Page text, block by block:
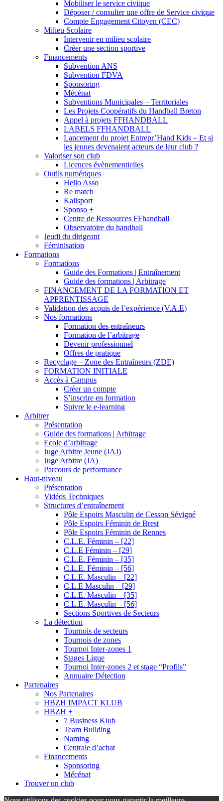
Mobiliser le service civique
Déposer / consulter une offre de Service civique
Compte Engagement Citoyen (CEC)
Milieu Scolaire
Intervenir en milieu scolaire
Créer une section sportive
Financements
Subvention ANS
Subvention FDVA
Sponsoring
Mécénat
Subventions Municipales – Territoriales
Les Projets Coopératifs du Handball Breton
Appel à projets FFHANDBALL
LABELS FFHANDBALL
Lancement du projet Entrepr’Hand Kids – Et si
les jeunes devenaient acteurs de leur club ?
Valoriser son club
Licences évènementielles
Outils numériques
Hello Asso
Re match
Kalisport
Sponso +
Centre de Ressources FFhandball
Observatoire du handball
Jeudi du dirigeant
Féminisation
Formations
Formations
Guide des Formations | Entraînement
Guide des formations | Arbitrage
FINANCEMENT DE LA FORMATION ET
APPRENTISSAGE
Validation des acquis de l’expérience (V.A.E)
Nos formations
Formation des entraîneurs
Formation de l’arbitrage
Devenir professionnel
Offres de pratique
Recyclage – Zone des Entraîneurs (ZDE)
FORMATION INITIALE
Accès à Campus
Créer un compte
S’inscrire en formation
Suivre le e-learning
Arbitrer
Présentation
Guide des formations | Arbitrage
Ecole d’arbitrage
Juge Arbitre Jeune (JAJ)
Juge Arbitre (JA)
Parcours de performance
Haut-niveau
Présentation
Vidéos Techniques
Structures d’entraînement
Pôle Espoirs Masculin de Cesson Sévigné
Pôle Espoirs Féminin de Brest
Pôle Espoirs Féminin de Rennes
C.L.E. Féminin – [22]
C.L.E Féminin – [29]
C.L.E. Féminin – [35]
C.L.E. Féminin – [56]
C.L.E. Masculin – [22]
C.L.E Masculin – [29]
C.L.E. Masculin – [35]
C.L.E. Masculin – [56]
Sections Sportives de Secteurs
La détection
Tournois de secteurs
Tournois de zones
Tournoi Inter-zones 1
Stages Ligue
Tournoi Inter-zones 2 et stage “Profils”
Annuaire Détection
Partenaires
Nos Partenaires
HBZH IMPACT KLUB
HBZH +
7 Business Klub
Team Building
Naming
Centrale d’achat
Financements
Sponsoring
Mécénat
Trouver un club